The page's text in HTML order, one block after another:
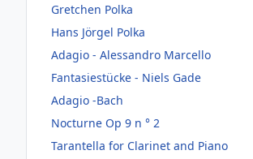
Gretchen Polka
Hans Jörgel Polka
Adagio - Alessandro Marcello
Fantasiestücke - Niels Gade
Adagio -Bach
Nocturne Op 9 n ° 2
Tarantella for Clarinet and Piano